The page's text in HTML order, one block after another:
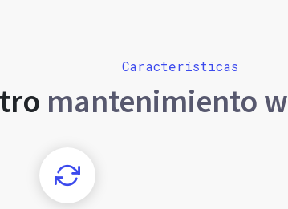
Características
mantenimiento